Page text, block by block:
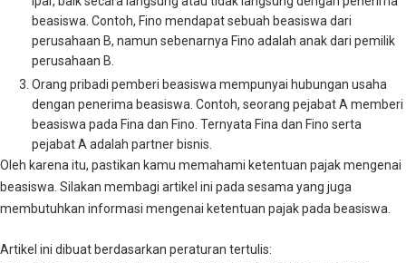
beasiswa. Contoh, Fino mendapat sebuah beasiswa dari
perusahaan B, namun sebenarnya Fino adalah anak dari pemilik
perusahaan B.
Orang pribadi pemberi beasiswa mempunyai hubungan usaha
dengan penerima beasiswa. Contoh, seorang pejabat A memberi
beasiswa pada Fina dan Fino. Ternyata Fina dan Fino serta
pejabat A adalah partner bisnis.
Oleh karena itu, pastikan kamu memahami ketentuan pajak mengenai
beasiswa. Silakan membagi artikel ini pada sesama yang juga
membutuhkan informasi mengenai ketentuan pajak pada beasiswa.
Artikel ini dibuat berdasarkan peraturan tertulis: